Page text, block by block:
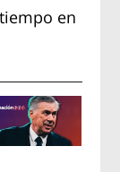
en